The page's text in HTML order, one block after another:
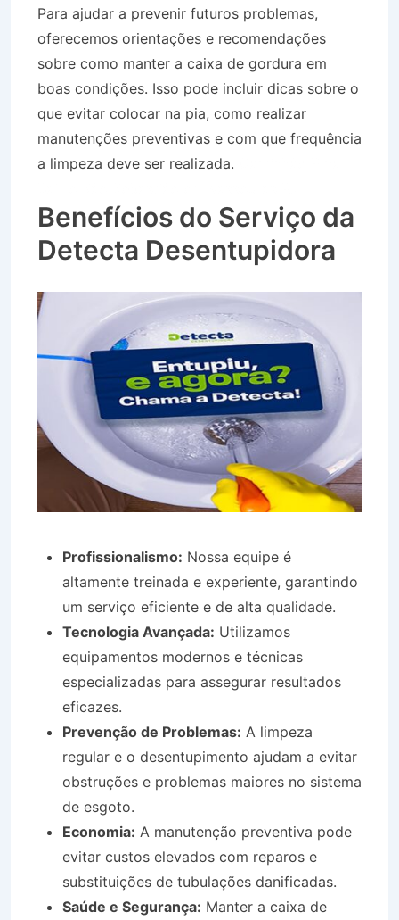
Para ajudar a prevenir futuros problemas,
oferecemos orientações e recomendações
sobre como manter a caixa de gordura em
boas condições. Isso pode incluir dicas sobre o
que evitar colocar na pia, como realizar
manutenções preventivas e com que frequência
a limpeza deve ser realizada.
Benefícios do Serviço da
Detecta Desentupidora
Profissionalismo: Nossa equipe é
altamente treinada e experiente, garantindo
um serviço eficiente e de alta qualidade.
Tecnologia Avançada: Utilizamos
equipamentos modernos e técnicas
especializadas para assegurar resultados
eficazes.
Prevenção de Problemas: A limpeza
regular e o desentupimento ajudam a evitar
obstruções e problemas maiores no sistema
de esgoto.
Economia: A manutenção preventiva pode
evitar custos elevados com reparos e
substituições de tubulações danificadas.
Saúde e Segurança: Manter a caixa de